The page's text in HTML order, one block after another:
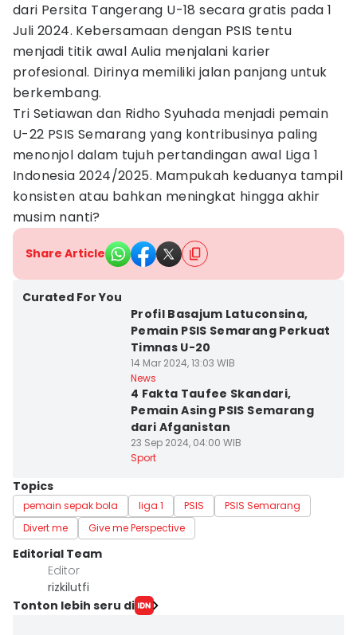
dari Persita Tangerang U-18 secara gratis pada 1
Juli 2024. Kebersamaan dengan PSIS tentu
menjadi titik awal Aulia menjalani karier
profesional. Dirinya memiliki jalan panjang untuk
berkembang.
Tri Setiawan dan Ridho Syuhada menjadi pemain
U-22 PSIS Semarang yang kontribusinya paling
menonjol dalam tujuh pertandingan awal Liga 1
Indonesia 2024/2025. Mampukah keduanya tampil
konsisten atau bahkan meningkat hingga akhir
musim nanti?
Share Article
Curated For You
Profil Basajum Latuconsina,
Pemain PSIS Semarang Perkuat
Timnas U-20
14 Mar 2024, 13:03 WIB
News
4 Fakta Taufee Skandari,
Pemain Asing PSIS Semarang
dari Afganistan
23 Sep 2024, 04:00 WIB
Sport
Topics
pemain sepak bola liga 1 PSIS
PSIS Semarang
Divert me
Give me Perspective
Editorial Team
Editor
rizkilutfi
Tonton lebih seru di